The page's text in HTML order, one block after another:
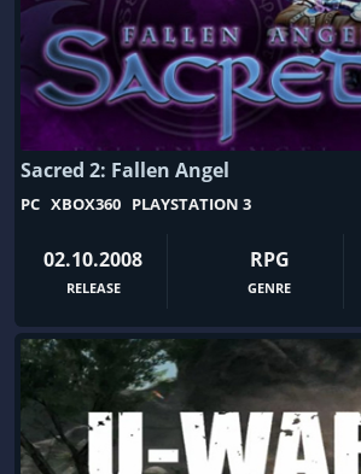
Sacred 2: Fallen Angel
PC XBOX360 PLAYSTATION 3
02.10.2008
RELEASE
RPG
GENRE